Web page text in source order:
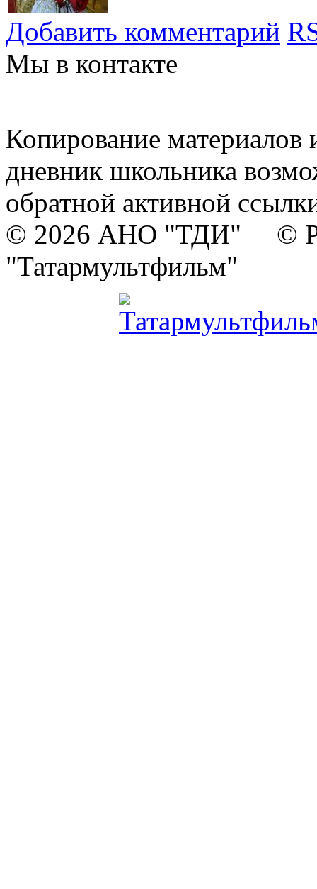
Добавить комментарий
Мы в контакте
Копирование материалов
дневник школьника
обратной активной
© 2026 АНО "ТДИ" ©
"Татармультфильм"